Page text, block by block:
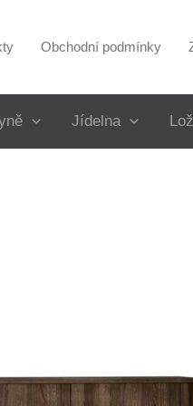
Obchodní podmínky
Jídelna